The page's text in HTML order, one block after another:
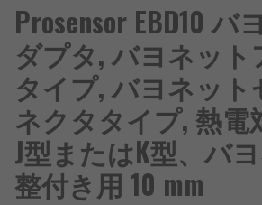
Prosensor EBD10 バ
ダプタ, バヨネット
タイプ, バヨネット
ネクタタイプ, 熱電
J型またはK型、バ
整付き用 10 mm